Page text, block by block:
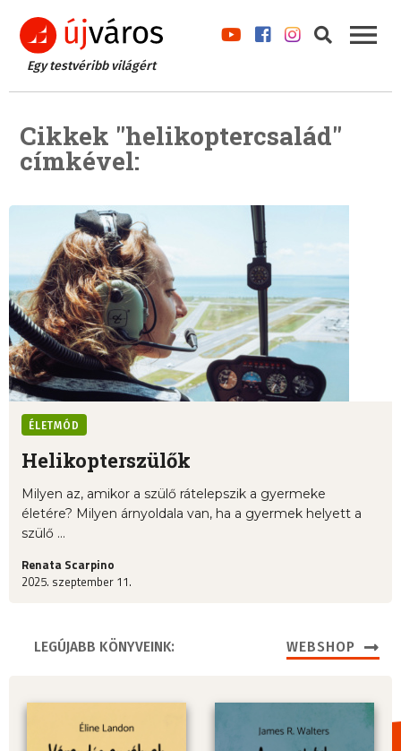
Egy testvéribb világért
Cikkek "helikoptercsalád"
címkével:
ÉLETMÓD
Helikopterszülők
Milyen az, amikor a szülő rátelepszik a gyermeke
életére? Milyen árnyoldala van, ha a gyermek helyett a
szülő ...
Renata Scarpino
2025. szeptember 11.
LEGÚJABB KÖNYVEINK: WEBSHOP